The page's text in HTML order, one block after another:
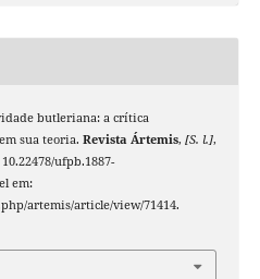
butleriana: a crítica
sua teoria. Revista Ártemis, [S. l.],
ufpb.1887-
em:
artemis/article/view/71414.